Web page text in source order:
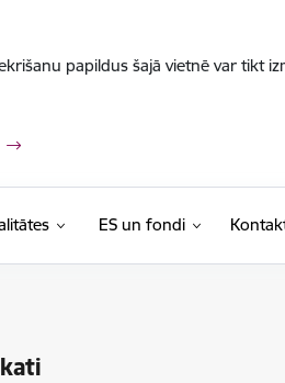
papildus šajā vietnē var tikt
ES un fondi